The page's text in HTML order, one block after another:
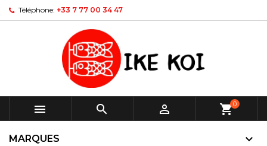
Téléphone: +33 7 77 00 34 47
   shopping_cart0
MARQUES